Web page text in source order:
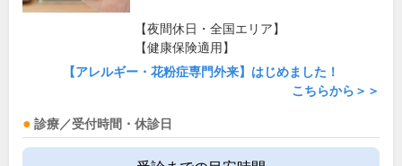
【夜間休日・全国エリア】
【健康保険適用】
【アレルギー・花粉症専門外来】はじめました！
こちらから＞＞
診療／受付時間・休診日